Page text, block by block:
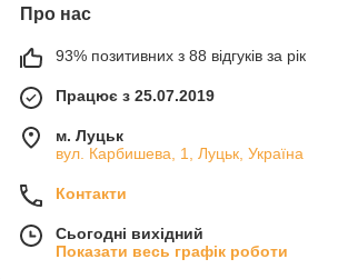
Про нас
93% позитивних з 88 відгуків за рік
Працює з 25.07.2019
м. Луцьк
вул. Карбишева, 1, Луцьк, Україна
Контакти
Сьогодні вихідний
Показати весь графік роботи